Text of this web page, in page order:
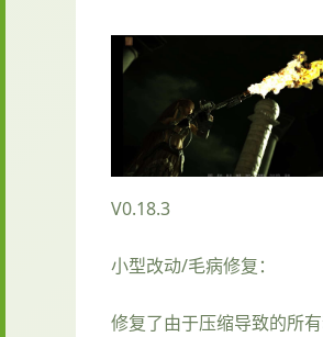
V0.18.3
小型改动/毛病修复：
修复了由于压缩导致的所